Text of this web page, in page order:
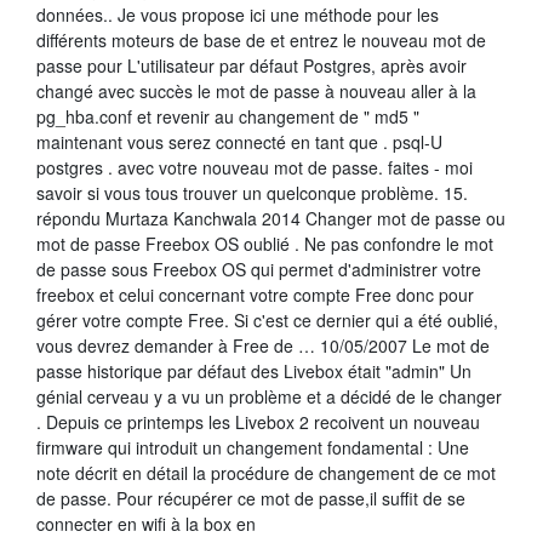
données.. Je vous propose ici une méthode pour les
différents moteurs de base de et entrez le nouveau mot de
passe pour L'utilisateur par défaut Postgres, après avoir
changé avec succès le mot de passe à nouveau aller à la
pg_hba.conf et revenir au changement de " md5 "
maintenant vous serez connecté en tant que . psql-U
postgres . avec votre nouveau mot de passe. faites - moi
savoir si vous tous trouver un quelconque problème. 15.
répondu Murtaza Kanchwala 2014 Changer mot de passe ou
mot de passe Freebox OS oublié . Ne pas confondre le mot
de passe sous Freebox OS qui permet d'administrer votre
freebox et celui concernant votre compte Free donc pour
gérer votre compte Free. Si c'est ce dernier qui a été oublié,
vous devrez demander à Free de … 10/05/2007 Le mot de
passe historique par défaut des Livebox était "admin" Un
génial cerveau y a vu un problème et a décidé de le changer
. Depuis ce printemps les Livebox 2 recoivent un nouveau
firmware qui introduit un changement fondamental : Une
note décrit en détail la procédure de changement de ce mot
de passe. Pour récupérer ce mot de passe,il suffit de se
connecter en wifi à la box en